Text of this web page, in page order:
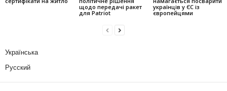
щодо передачі ракет
для Patriot
українців у ЄС із
європейцями
Українська
Русский